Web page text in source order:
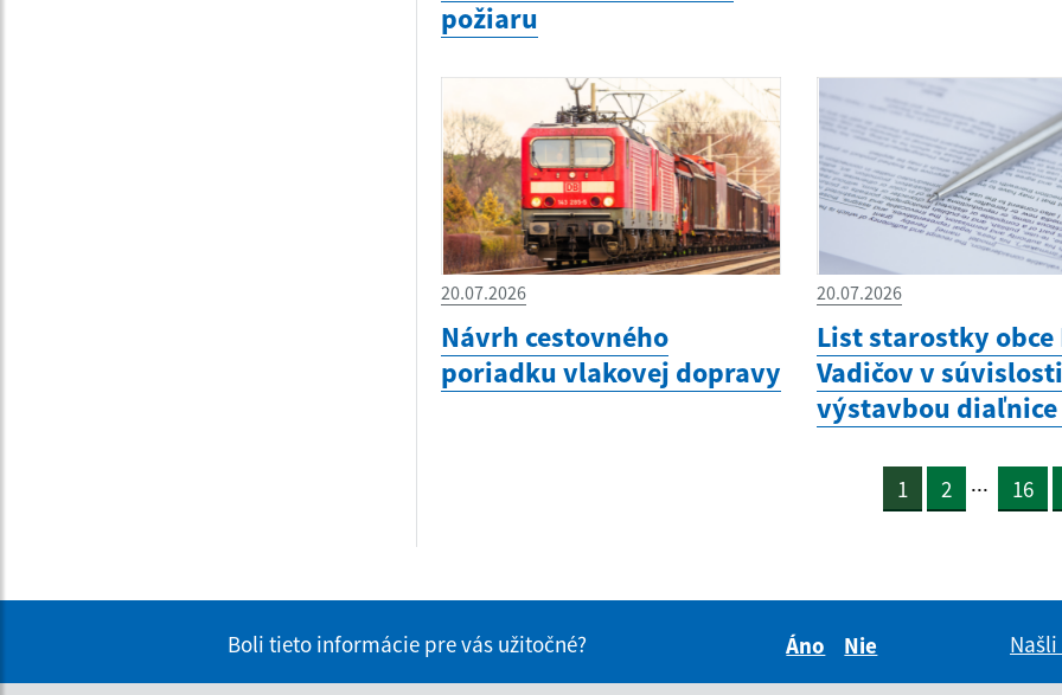
požiaru
20.07.2026
Návrh cestovného
poriadku vlakovej dopravy
20.07.2026
List starostky
Vadičov v
výstavbou diaľnice
1 2 ... 16
Boli tieto informácie pre vás užitočné?
Áno
Nie